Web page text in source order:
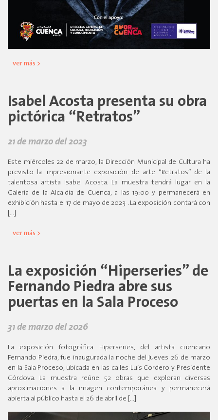
ver más >
Isabel Acosta presenta su obra
pictórica “Retratos”
21 de marzo del 2023
Este miércoles 22 de marzo, la Dirección Municipal de Cultura ha
previsto la impresionante exposición de arte “Retratos” de la
talentosa artista Isabel Acosta. La muestra tendrá lugar en la
Galería de la Alcaldía de Cuenca, a las 19:00 y permanecerá en
exhibición hasta el 17 de mayo de 2023 . La exposición contará con
[…]
ver más >
La exposición “Hiperseries” de
Fernando Piedra abre sus
puertas en la Sala Proceso
31 de marzo del 2026
La exposición fotográfica Hiperseries, del artista cuencano
Fernando Piedra, fue inaugurada la noche del jueves 26 de marzo
en la Sala Proceso, ubicada en las calles Luis Cordero y Presidente
Córdova. La muestra reúne 52 obras que exploran diversas
aproximaciones a la imagen contemporánea y permanecerá
abierta al público hasta el 26 de abril de […]